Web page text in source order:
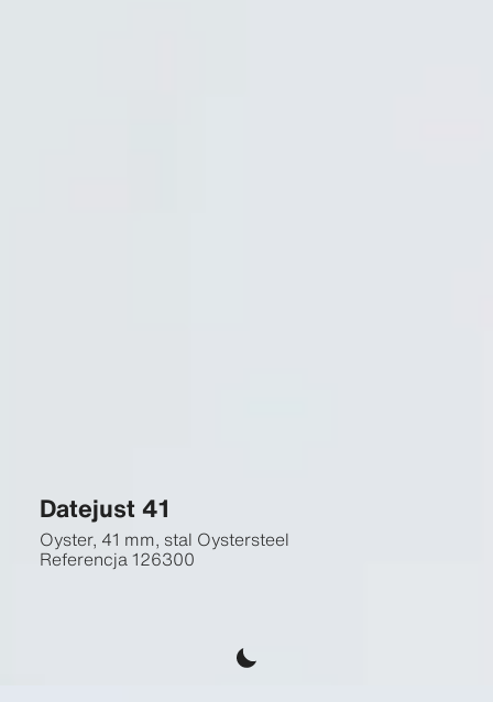
Datejust 41
Oyster, 41 mm, stal Oystersteel
Referencja126300